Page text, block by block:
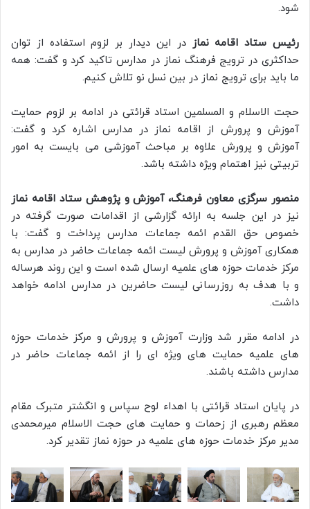
شود.
رئیس ستاد اقامه نماز در این دیدار بر لزوم استفاده از توان
حداکثری در ترویج فرهنگ نماز در مدارس تاکید کرد و گفت: همه
ما باید برای ترویج نماز در بین نسل نو تلاش کنیم.
حجت الاسلام و المسلمین استاد قرائتی در ادامه بر لزوم حمایت
آموزش و پرورش از اقامه نماز در مدارس اشاره کرد و گفت:
آموزش و پرورش علاوه بر مباحث آموزشی می بایست به امور
تربیتی نیز اهتمام ویژه داشته باشد.
منصور سرگزی معاون فرهنگ، آموزش و پژوهش ستاد اقامه نماز
نیز در این جلسه به ارائه گزارشی از اقدامات صورت گرفته در
خصوص حق القدم ائمه جماعات مدارس پرداخت و گفت: با
همکاری آموزش و پرورش لیست ائمه جماعات حاضر در مدارس به
مرکز خدمات حوزه های علمیه ارسال شده است و این روند هرساله
و با هدف به روزرسانی لیست حاضرین در مدارس ادامه خواهد
داشت.
در ادامه مقرر شد وزارت آموزش و پرورش و مرکز خدمات حوزه
های علمیه حمایت های ویژه ای را از ائمه جماعات حاضر در
مدارس داشته باشند.
در پایان استاد قرائتی با اهداء لوح سپاس و انگشتر متبرک مقام
معظم رهبری از زحمات و حمایت های حجت الاسلام میرمحمدی
مدیر مرکز خدمات حوزه های علمیه در حوزه نماز تقدیر کرد.